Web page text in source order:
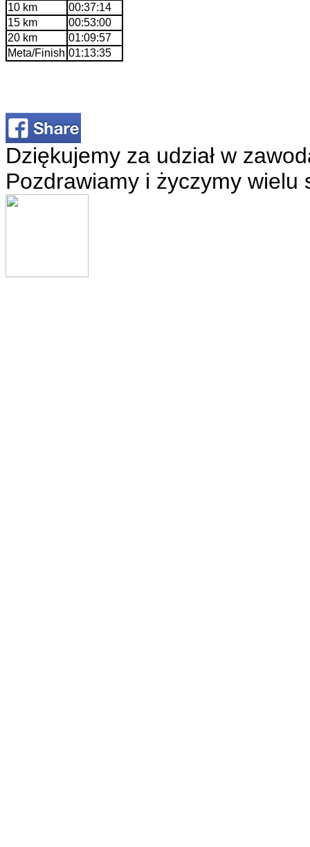
10 km
00:37:14
15 km
00:53:00
20 km
01:09:57
Meta/Finish 01:13:35
Dziękujemy za udział w
Pozdrawiamy i życzymy wielu